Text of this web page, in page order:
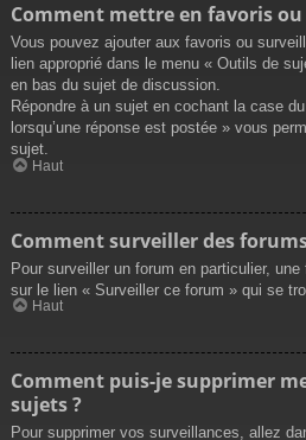
Comment mettre en favoris
Vous pouvez ajouter aux favoris ou
lien approprié dans le menu « Outils de
en bas du sujet de discussion.
Répondre à un sujet en cochant la case
lorsqu’une réponse est postée » vous
sujet.
Haut
Comment surveiller des
Pour surveiller un forum en particulier,
sur le lien « Surveiller ce forum » qui se
Haut
Comment puis-je supprimer
sujets ?
Pour supprimer vos surveillances, allez